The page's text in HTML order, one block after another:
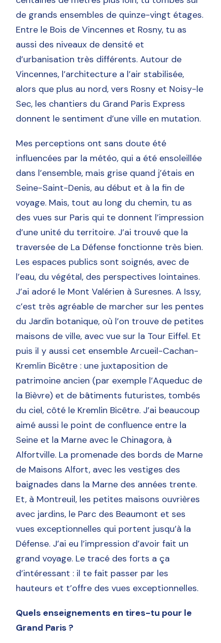
de grands ensembles de quinze-vingt étages.
Entre le Bois de Vincennes et Rosny, tu as
aussi des niveaux de densité et
d’urbanisation très différents. Autour de
Vincennes, l’architecture a l’air stabilisée,
alors que plus au nord, vers Rosny et Noisy-le
Sec, les chantiers du Grand Paris Express
donnent le sentiment d’une ville en mutation.
Mes perceptions ont sans doute été
influencées par la météo, qui a été ensoleillée
dans l’ensemble, mais grise quand j’étais en
Seine-Saint-Denis, au début et à la fin de
voyage. Mais, tout au long du chemin, tu as
des vues sur Paris qui te donnent l’impression
d’une unité du territoire. J’ai trouvé que la
traversée de La Défense fonctionne très bien.
Les espaces publics sont soignés, avec de
l’eau, du végétal, des perspectives lointaines.
J’ai adoré le Mont Valérien à Suresnes. A Issy,
c’est très agréable de marcher sur les pentes
du Jardin botanique, où l’on trouve de petites
maisons de ville, avec vue sur la Tour Eiffel. Et
puis il y aussi cet ensemble Arcueil-Cachan-
Kremlin Bicêtre : une juxtaposition de
patrimoine ancien (par exemple l’Aqueduc de
la Bièvre) et de bâtiments futuristes, tombés
du ciel, côté le Kremlin Bicêtre. J’ai beaucoup
aimé aussi le point de confluence entre la
Seine et la Marne avec le Chinagora, à
Alfortville. La promenade des bords de Marne
de Maisons Alfort, avec les vestiges des
baignades dans la Marne des années trente.
Et, à Montreuil, les petites maisons ouvrières
avec jardins, le Parc des Beaumont et ses
vues exceptionnelles qui portent jusqu’à la
Défense. J’ai eu l’impression d’avoir fait un
grand voyage. Le tracé des forts a ça
d’intéressant : il te fait passer par les
hauteurs et t’offre des vues exceptionnelles.
Quels enseignements en tires-tu pour le
Grand Paris ?